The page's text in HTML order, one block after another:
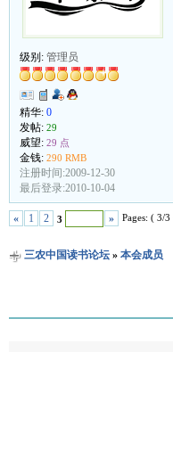
级别: 管理员
精华: 0
发帖: 29
威望: 29 点
金钱: 290 RMB
注册时间:2009-12-30
最后登录:2010-10-04
« 1 2 3 » Pages: ( 3/
三农中国读书论坛» 本会成员